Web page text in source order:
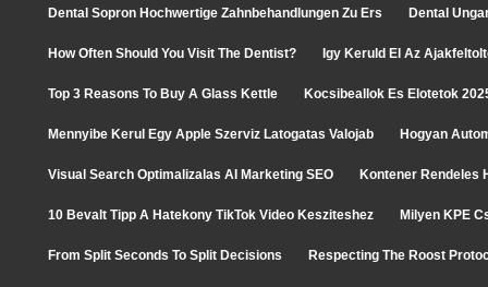
Dental Sopron Hochwertige Zahnbehandlungen Zu Ers Dental
How Often Should You Visit The Dentist? Igy Keruld El Az
Top 3 Reasons To Buy A Glass Kettle Kocsibeallok Es Elotetok
Mennyibe Kerul Egy Apple Szerviz Latogatas Valojab Hogyan
Visual Search Optimalizalas AI Marketing SEO Kontener Rendeles
10 Bevalt Tipp A Hatekony TikTok Video Kesziteshez Milyen KPE
From Split Seconds To Split Decisions Respecting The Roost